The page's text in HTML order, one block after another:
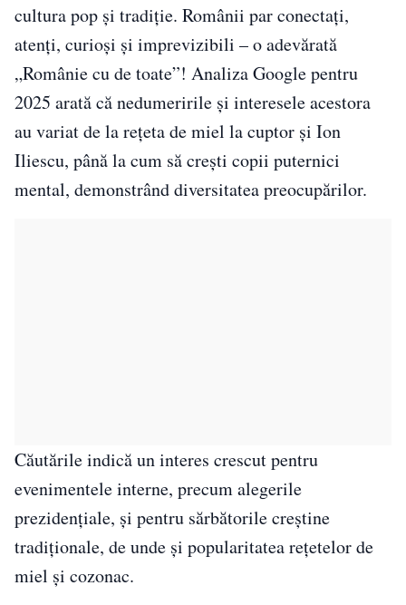
cultura pop și tradiție. Românii par conectați,
atenți, curioși și imprevizibili – o adevărată
„Românie cu de toate”! Analiza Google pentru
2025 arată că nedumeririle și interesele acestora
au variat de la rețeta de miel la cuptor și Ion
Iliescu, până la cum să crești copii puternici
mental, demonstrând diversitatea preocupărilor.
Căutările indică un interes crescut pentru
evenimentele interne, precum alegerile
prezidențiale, și pentru sărbătorile creștine
tradiționale, de unde și popularitatea rețetelor de
miel și cozonac.